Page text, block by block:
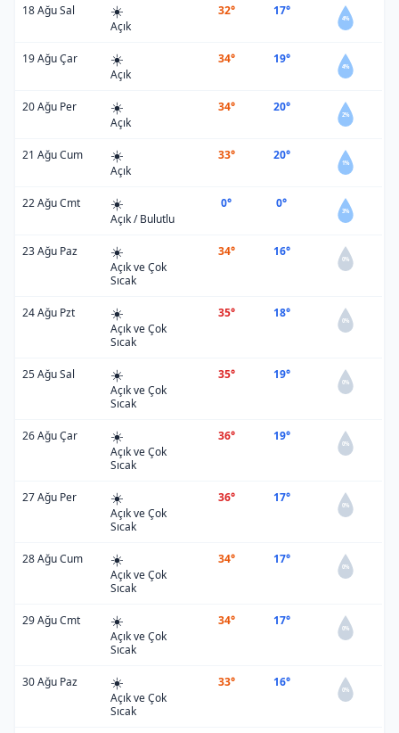
18 Ağu Sal ☀️
Açık
32° 17°
4%
19 Ağu Çar ☀️
Açık
34° 19°
4%
20 Ağu Per ☀️
Açık
34° 20°
2%
21 Ağu Cum ☀️
Açık
33° 20°
1%
22 Ağu Cmt ☀️
Açık / Bulutlu
0° 0°
3%
23 Ağu Paz ☀️
Açık ve Çok
Sıcak
34° 16°
0%
24 Ağu Pzt ☀️
Açık ve Çok
Sıcak
35° 18°
0%
25 Ağu Sal ☀️
Açık ve Çok
Sıcak
35° 19°
0%
26 Ağu Çar ☀️
Açık ve Çok
Sıcak
36° 19°
0%
27 Ağu Per ☀️
Açık ve Çok
Sıcak
36° 17°
0%
28 Ağu Cum ☀️
Açık ve Çok
Sıcak
34° 17°
0%
29 Ağu Cmt ☀️
Açık ve Çok
Sıcak
34° 17°
0%
30 Ağu Paz ☀️
Açık ve Çok
Sıcak
33° 16°
0%